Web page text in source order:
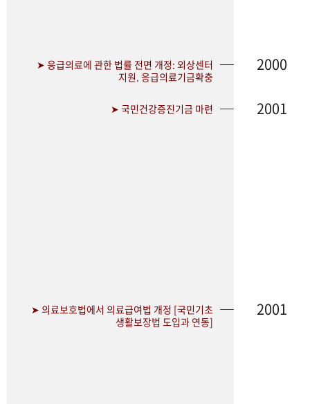
➤ 응급의료에 관한 법률 전면 개정: 외상센터
지원. 응급의료기금확충
2000
➤ 국민건강증진기금 마련 2001
➤ 의료보호법에서 의료급여법 개정 [국민기초
생활보장법 도입과 연동]
2001